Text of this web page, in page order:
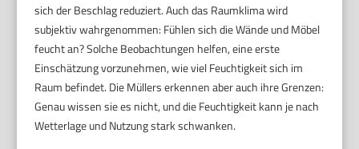
sich der Beschlag reduziert. Auch das Raumklima wird
subjektiv wahrgenommen: Fühlen sich die Wände und Möbel
feucht an? Solche Beobachtungen helfen, eine erste
Einschätzung vorzunehmen, wie viel Feuchtigkeit sich im
Raum befindet. Die Müllers erkennen aber auch ihre Grenzen:
Genau wissen sie es nicht, und die Feuchtigkeit kann je nach
Wetterlage und Nutzung stark schwanken.